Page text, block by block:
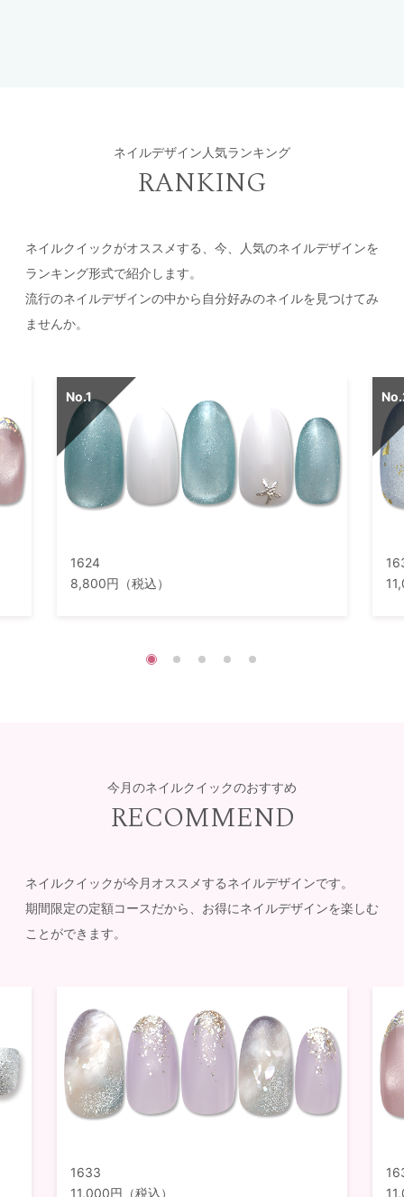
ネイルデザイン人気ランキング
RANKING
ネイルクイックがオススメする、今、人気のネイルデザインを
ランキング形式で紹介します。
流行のネイルデザインの中から自分好みのネイルを見つけてみ
ませんか。
1624
8,800円（税込）
今月のネイルクイックのおすすめ
RECOMMEND
ネイルクイックが今月オススメするネイルデザインです。
期間限定の定額コースだから、お得にネイルデザインを楽しむ
ことができます。
1633
11,000円（税込）